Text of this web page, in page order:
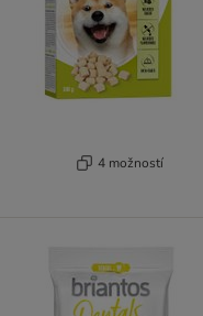
4 možností